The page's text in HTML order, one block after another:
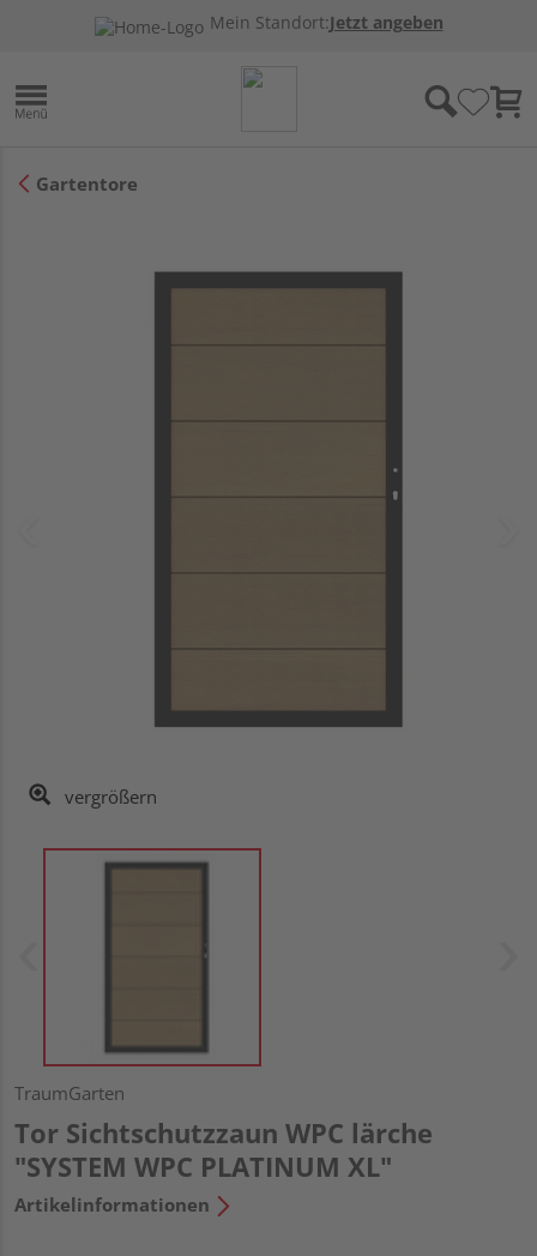
Mein Standort:Jetzt angeben
Gartentore
vergrößern
TraumGarten
Tor Sichtschutzzaun WPC lärche
"SYSTEM WPC PLATINUM XL"
Artikelinformationen